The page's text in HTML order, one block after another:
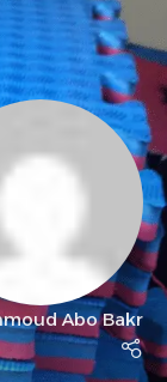
Abo Bakr